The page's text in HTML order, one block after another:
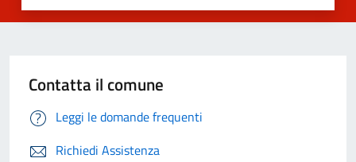
Contatta il comune
Leggi le domande frequenti
Richiedi Assistenza